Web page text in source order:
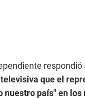
que el
nuestro país" en los